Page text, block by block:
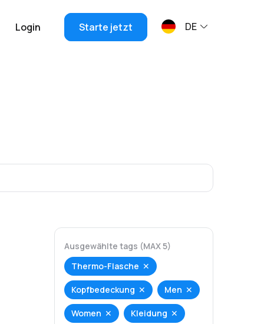
Login Starte jetzt DE
Ausgewählte tags (MAX 5)
Thermo-Flasche
Kopfbedeckung Men
Women Kleidung